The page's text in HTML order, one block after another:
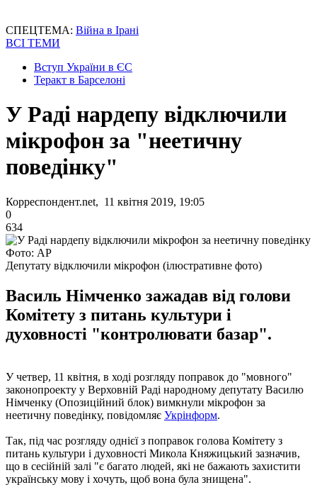
СПЕЦТЕМА: Війна в Ірані
ВСІ ТЕМИ
Вступ України в ЄС
Теракт в Барселоні
У Раді нардепу відключили
мікрофон за "неетичну
поведінку"
Корреспондент.net, 11 квітня 2019, 19:05
0
634
Фото: AP
Депутату відключили мікрофон (ілюстративне фото)
Василь Німченко зажадав від голови
Комітету з питань культури і
духовності "контролювати базар".
У четвер, 11 квітня, в ході розгляду поправок до "мовного"
законопроекту у Верховній Раді народному депутату Василю
Німченку (Опозиційний блок) вимкнули мікрофон за
неетичну поведінку, повідомляє Укрінформ.
Так, під час розгляду однієї з поправок голова Комітету з
питань культури і духовності Микола Княжицький зазначив,
що в сесійній залі "є багато людей, які не бажають захистити
українську мову і хочуть, щоб вона була знищена".